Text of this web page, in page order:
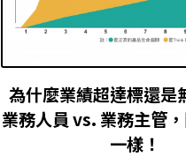
為什麼業績超達標還是
業務人員 vs. 業務主管
一樣！